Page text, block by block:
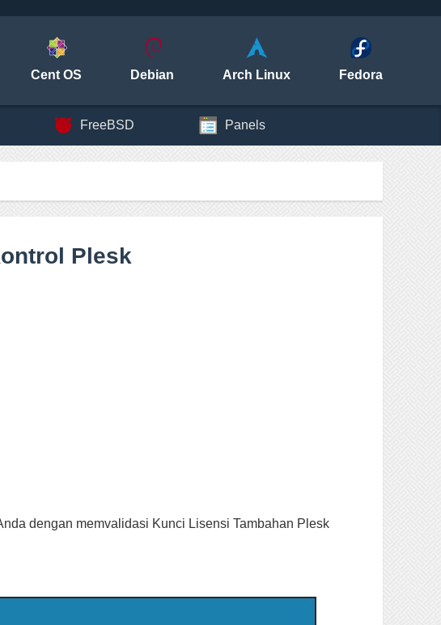
Cent OS Debian Arch Linux Fedora
FreeBSD Panels
Plesk
dengan memvalidasi Kunci Lisensi Tambahan Plesk